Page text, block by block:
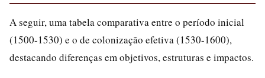
A seguir, uma tabela comparativa entre o período inicial
(1500-1530) e o de colonização efetiva (1530-1600),
destacando diferenças em objetivos, estruturas e impactos.